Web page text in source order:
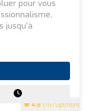
4.8 (151 Opinions)
pour vous
jusqu'à